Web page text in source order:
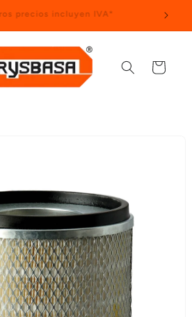
precios incluyen IVA*
Carrito